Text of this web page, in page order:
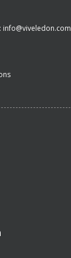
info@viveledon.com